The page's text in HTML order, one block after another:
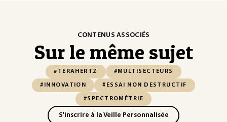
CONTENUS ASSOCIÉS
Sur le même sujet
#TÉRAHERTZ #MULTISECTEURS
#INNOVATION #ESSAI NON DESTRUCTIF
#SPECTROMÉTRIE
S'inscrire à la Veille Personnalisée